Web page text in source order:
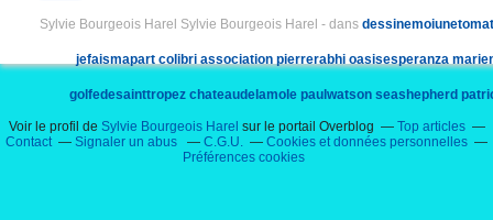
Sylvie Bourgeois Harel Sylvie Bourgeois Harel - dans
jefaismapart colibri association pierrerabhi oasisesperanza
golfedesainttropez chateaudelamole paulwatson seashepherd
sylviebourgeois sylviebourgeoisharel
Voir le profil de Sylvie Bourgeois Harel sur le portail Overblog
Top articles
Contact
Signaler un abus C.G.U.
Cookies et données personnelles
Préférences cookies